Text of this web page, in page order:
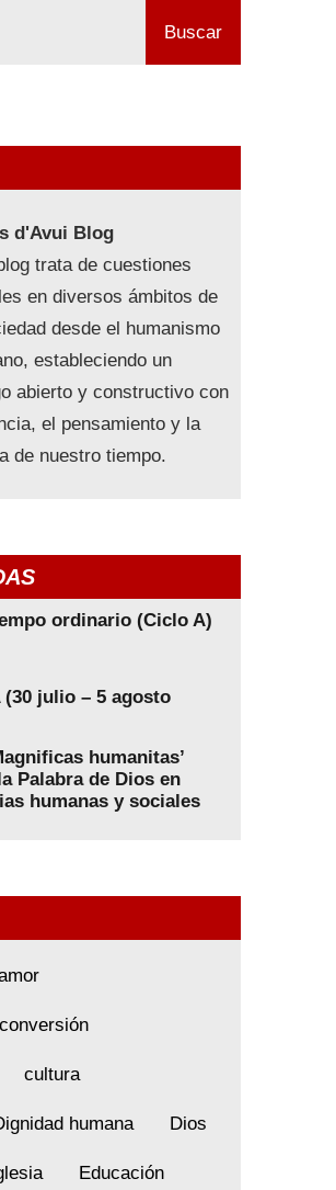
Buscar
d'Avui Blog
trata de cuestiones
en diversos ámbitos de
desde el humanismo
estableciendo un
abierto y constructivo con
el pensamiento y la
de nuestro tiempo.
ordinario (Ciclo A)
(30 julio – 5 agosto
humanitas’
Palabra de Dios en
humanas y sociales
conversión
cultura
humana Dios
Educación